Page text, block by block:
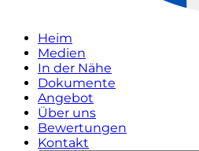
Heim
Medien
In der Nähe
Dokumente
Angebot
Über uns
Bewertungen
Kontakt